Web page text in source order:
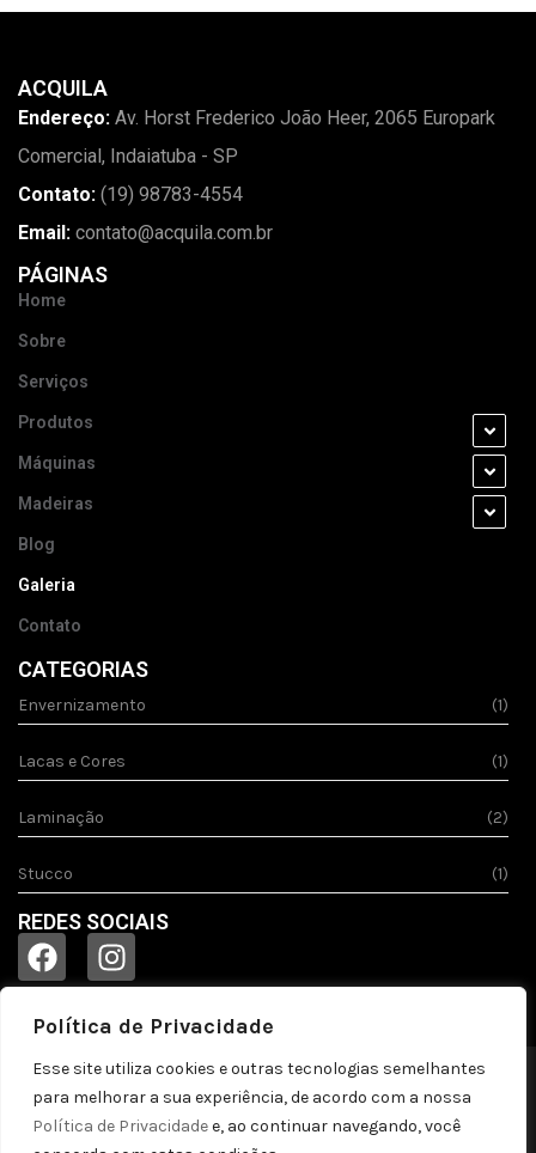
Política de Privacidade
Esse site utiliza cookies e outras tecnologias semelhantes
para melhorar a sua experiência, de acordo com a nossa
Política de Privacidadee, ao continuar navegando, você
ACQUILA
Endereço: Av. Horst Frederico João Heer, 2065 Europark
Comercial, Indaiatuba - SP
Contato: (19) 98783-4554
Email: contato@acquila.com.br
PÁGINAS
Home
Sobre
Serviços
Produtos
Máquinas
Madeiras
Blog
Galeria
Contato
CATEGORIAS
Envernizamento (1)
Lacas e Cores (1)
Laminação (2)
Stucco (1)
REDES SOCIAIS
© 2023
Todos os direitos reservados!
Política de privacidade